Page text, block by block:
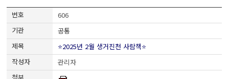
606
공통
⭐2025년 2월 생거진천 사람책⭐
관리자